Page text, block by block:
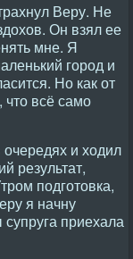
Веру. Не
Он взял ее
мне. Я
город и
Но как от
что всё само
и ходил
результат,
подготовка,
я начну
приехала